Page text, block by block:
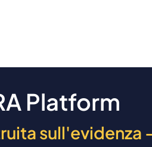
Platform
sull'evidenza